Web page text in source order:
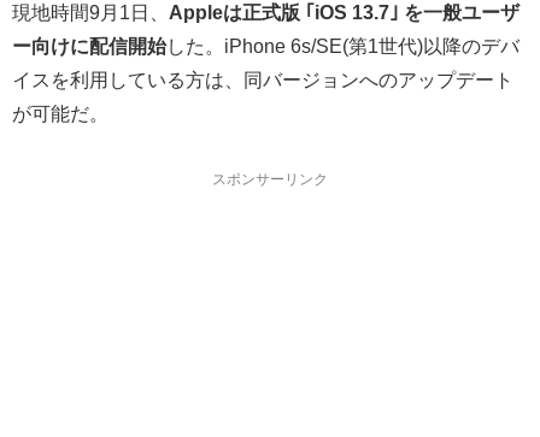
現地時間9月1日、 Appleは正式版 ｢iOS 13.7｣ を一般ユーザ
ー向けに配信開始した。iPhone 6s/SE(第1世代)以降のデバ
イスを利用している方は、同バージョンへのアップデート
が可能だ。
スポンサーリンク